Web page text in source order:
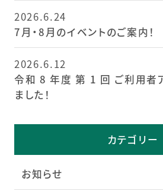
2026.6.24
7月・8月のイベントのご案内！
2026.6.12
令和 8 年度 第 1 回 ご利用者
ました！
カテゴリー
お知らせ